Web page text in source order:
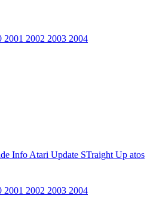
2001 2002 2003 2004
Info Atari Update STraight Up atos
2001 2002 2003 2004